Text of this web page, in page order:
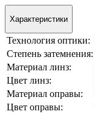
Характеристики
Технология оптики:
Степень затемнения:
Материал линз:
Цвет линз:
Материал оправы:
Цвет оправы: